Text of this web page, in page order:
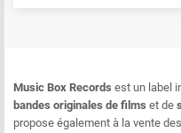
Music Box Records est un label
bandes originales de films et de
propose également à la vente